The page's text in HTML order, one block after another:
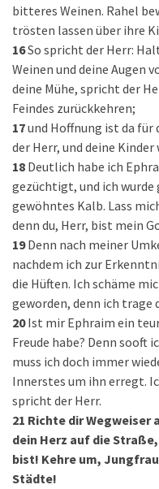
bitteres Weinen. Rahel
trösten lassen über ihre
16So spricht der Herr:
Weinen und deine Augen
deine Mühe, spricht der
Feindes zurückkehren;
17und Hoffnung ist da
der Herr, und deine
18 Deutlich habe ich
gezüchtigt, und ich
gewöhntes Kalb. Lass
denn du, Herr, bist mein
19 Denn nach meiner
nachdem ich zur
die Hüften. Ich schäme
geworden, denn ich trage
20 Ist mir Ephraim ein
Freude habe? Denn sooft
muss ich doch immer
Innerstes um ihn erregt.
spricht der Herr.
21 Richte dir Wegweiser
dein Herz auf die
bist! Kehre um,
Städte!